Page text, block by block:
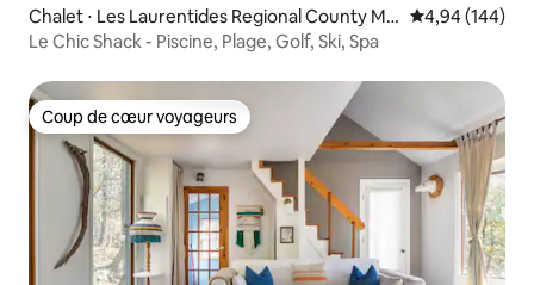
Chalet ⋅ Les Laurentides Regional County Mu
nicipality
Évaluation
4,94 (144)
Le Chic Shack - Piscine, Plage, Golf, Ski, Spa
Coup de cœur voyageurs
Coup de cœur voyageurs